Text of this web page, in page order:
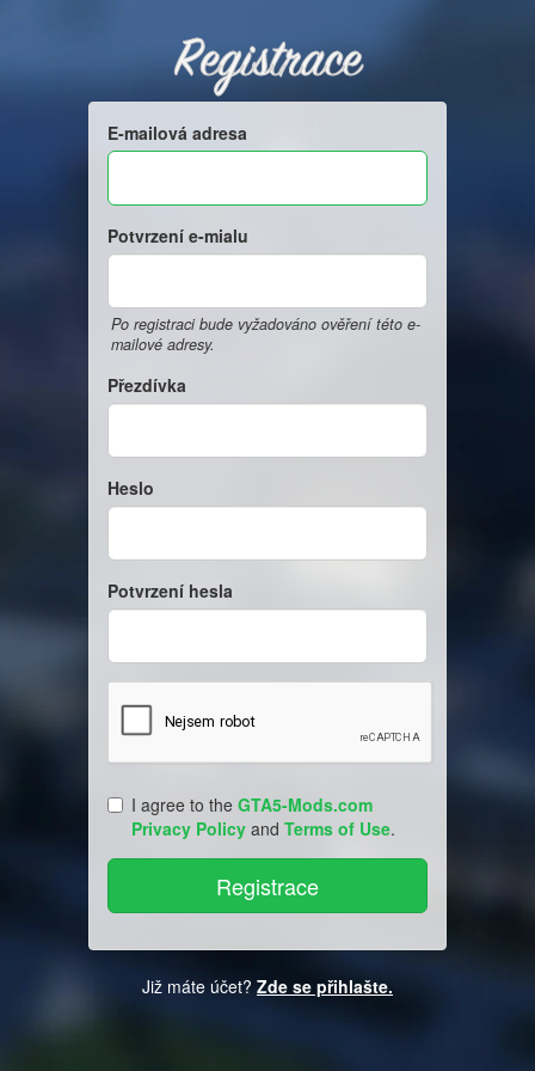
Registrace
E-mailová adresa
Potvrzení e-mialu
Po registraci bude vyžadováno ověření této e-
mailové adresy.
Přezdívka
Heslo
Potvrzení hesla
I agree to the GTA5-Mods.com
Privacy Policy and Terms of Use.
Již máte účet? Zde se přihlašte.